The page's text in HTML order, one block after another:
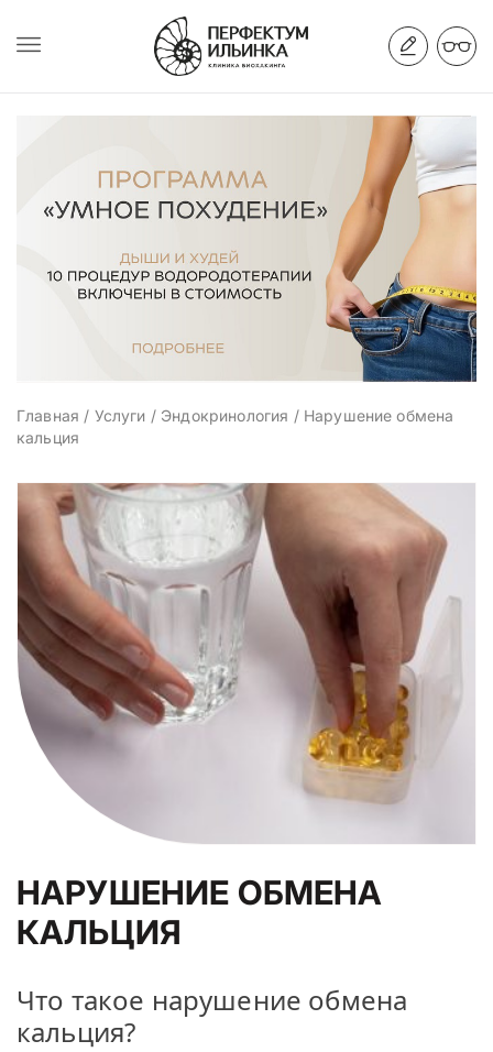
Главная / Услуги / Эндокринология / Нарушение обмена
кальция
НАРУШЕНИЕ ОБМЕНА
КАЛЬЦИЯ
Что такое нарушение обмена
кальция?